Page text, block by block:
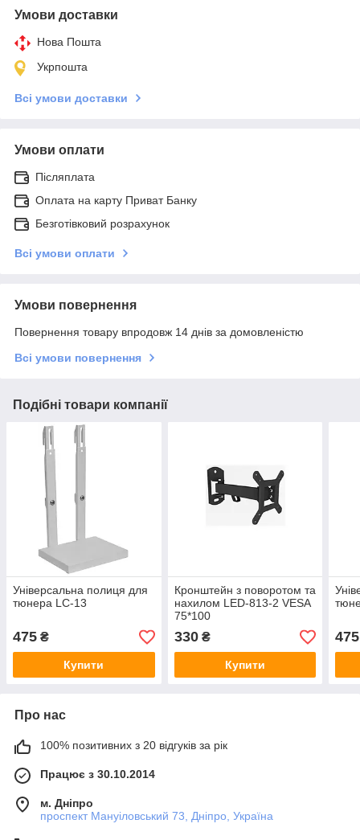
Умови доставки
Нова Пошта
Укрпошта
Всі умови доставки
Умови оплати
Післяплата
Оплата на карту Приват Банку
Безготівковий розрахунок
Всі умови оплати
Умови повернення
Повернення товару впродовж 14 днів за домовленістю
Всі умови повернення
Подібні товари компанії
Універсальна полиця для
тюнера LC-13
475 ₴
Купити
Кронштейн з поворотом та
нахилом LED-813-2 VESA
75*100
330₴
Купити
475
Про нас
100% позитивних з 20 відгуків за рік
Працює з 30.10.2014
м. Дніпро
проспект Мануіловський 73, Дніпро, Україна